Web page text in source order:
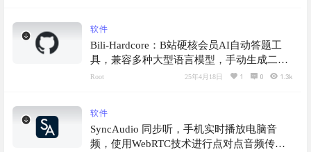
软件
Bili-Hardcore：B站硬核会员AI自动答题工
具，兼容多种大型语言模型，手动生成二维
码，解决乱码问题，提升登录体验
Root 25年4月18日 1 0 1.3k
软件
SyncAudio 同步听，手机实时播放电脑音
频，使用WebRTC技术进行点对点音频传